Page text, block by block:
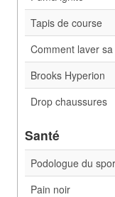
Tapis de course
Comment laver
Brooks Hyperion
Drop chaussures
Santé
Podologue du
Pain noir